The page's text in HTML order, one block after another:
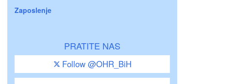
Zaposlenje
PRATITE NAS
Follow @OHR_BiH